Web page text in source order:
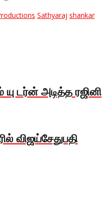
Sathyaraj shankar
டர்ன் அடித்த ரஜினி
விஜய்சேதுபதி